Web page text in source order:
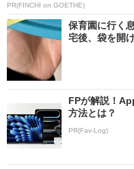
PR(FINCHI on GOETHE)
保育園に行く
宅後、袋を
FPが解説！
方法とは？
PR(Fav-Log)